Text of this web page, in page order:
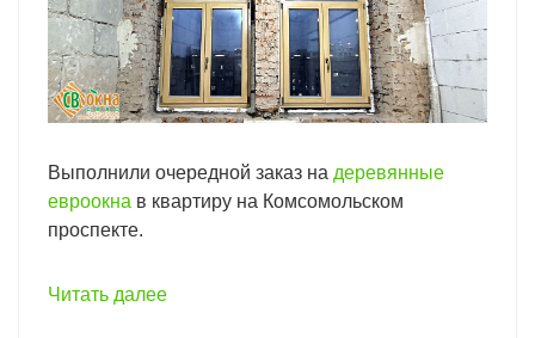
Выполнили очередной заказ на деревянные
евроокна в квартиру на Комсомольском
проспекте.
Читать далее